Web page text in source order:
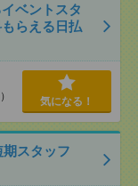
ベントスタ
らえる日払
気になる！
期スタッフ